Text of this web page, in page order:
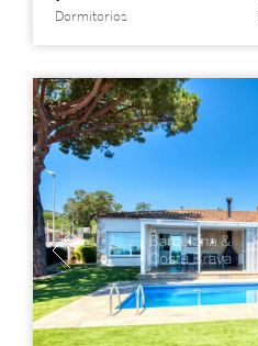
Dormitorios